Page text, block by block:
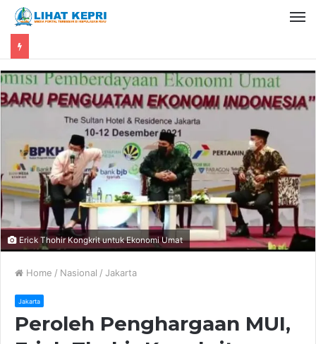
Erick Thohir Kongkrit untuk Ekonomi Umat
Home / Nasional / Jakarta
Jakarta
Peroleh Penghargaan MUI,